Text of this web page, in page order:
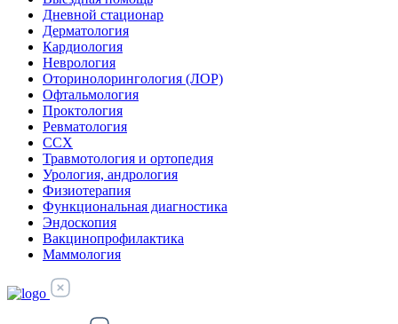
Дневной стационар
Дерматология
Кардиология
Неврология
Оторинолорингология (ЛОР)
Офтальмология
Проктология
Ревматология
ССХ
Травмотология и ортопедия
Урология, андрология
Физиотерапия
Функциональная диагностика
Эндоскопия
Вакцинопрофилактика
Маммология